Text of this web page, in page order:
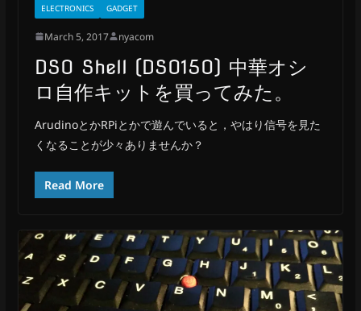
ELECTRONICS GADGET
March 5, 2017 nyacom
DSO Shell (DSO150) 中華オシ
ロ自作キットを買ってみた。
ArudinoとかRPiとかで遊んでいると，やはり信号を見た
くなることが少々ありませんか？
Read More